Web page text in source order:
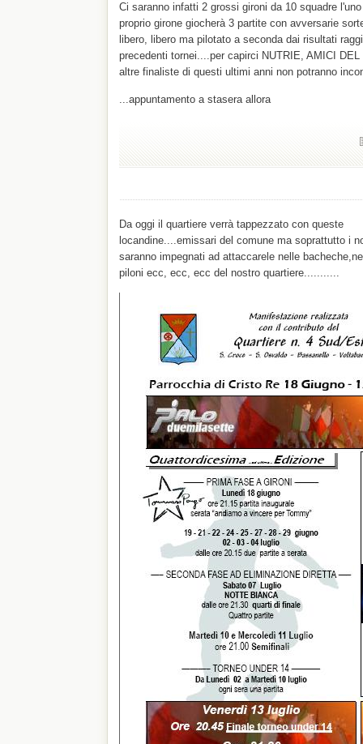
Ci saranno infatti 2 grossi gironi da 10 squadre
proprio girone giocherà 3 partite con avversarie
libero, libero ma pilotato a seconda dai risultati
precedenti tornei....per capirci NUTRIE, AMICI
altre finaliste di questi ultimi anni non potranno
...appuntamento a stasera allora
Da oggi il quartiere verrà tappezzato con queste
locandine....emissari del comune ma soprattutto i
saranno impegnati ad attaccarele nelle
piloni ecc, ecc, ecc del nostro quartiere...........